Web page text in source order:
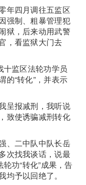
年四月调往五监区
强制、粗暴管理犯
狱，后来动用武警
，看监狱大门去
十监区法轮功学员
的“转化”，并表示
呈报减刑，我听说
致使诱骗减刑转化
、二中队中队长岳
次找我谈话，说最
功“转化”成果，告
予以回绝了。